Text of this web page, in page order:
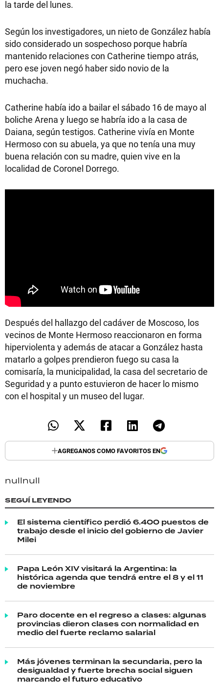
la tarde del lunes.
Según los investigadores, un nieto de González había
sido considerado un sospechoso porque habría
mantenido relaciones con Catherine tiempo atrás,
pero ese joven negó haber sido novio de la
muchacha.
Catherine había ido a bailar el sábado 16 de mayo al
boliche Arena y luego se habría ido a la casa de
Daiana, según testigos. Catherine vivía en Monte
Hermoso con su abuela, ya que no tenía una muy
buena relación con su madre, quien vive en la
localidad de Coronel Dorrego.
Después del hallazgo del cadáver de Moscoso, los
vecinos de Monte Hermoso reaccionaron en forma
hiperviolenta y además de atacar a González hasta
matarlo a golpes prendieron fuego su casa la
comisaría, la municipalidad, la casa del secretario de
Seguridad y a punto estuvieron de hacer lo mismo
con el hospital y un museo del lugar.
AGREGANOS COMO FAVORITOS EN
nullnull
SEGUÍ LEYENDO
El sistema científico perdió 6.400 puestos de
trabajo desde el inicio del gobierno de Javier
Milei
Papa León XIV visitará la Argentina: la
histórica agenda que tendrá entre el 8 y el 11
de noviembre
Paro docente en el regreso a clases: algunas
provincias dieron clases con normalidad en
medio del fuerte reclamo salarial
Más jóvenes terminan la secundaria, pero la
desigualdad y fuerte brecha social siguen
marcando el futuro educativo